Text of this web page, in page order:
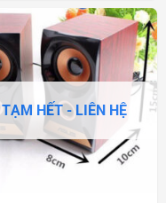
TẠM HẾT - LIÊN HỆ